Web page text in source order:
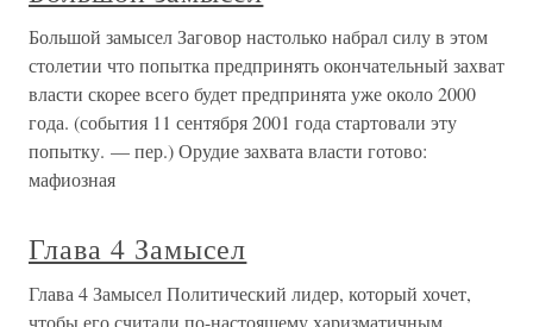
замысел Октавиана Возрастающая роль Октавиана.
Причины этого. Вергилий. Четвертая эклога. Антоний
под впечатлениемДоговор, заключенный в Брундизии,
должен был казаться более странным его участникам, чем
нам. Фигура Марка
Большой замысел Заговор настолько набрал силу в этом
столетии что попытка предпринять окончательный захват
власти скорее всего будет предпринята уже около 2000